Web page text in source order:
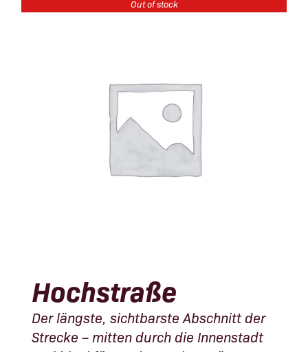
Out of stock
Hochstraße
Der längste, sichtbarste Abschnitt der
Strecke – mitten durch die Innenstadt